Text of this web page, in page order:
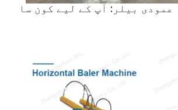
عمودی بیلر: آپ کے لیے کون سا